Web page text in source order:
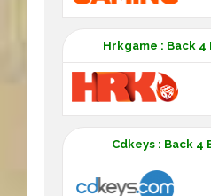
Hrkgame : Back 4
Cdkeys : Back 4